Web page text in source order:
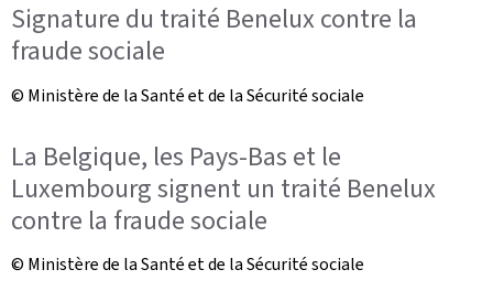
Signature du traité Benelux contre la
fraude sociale
© Ministère de la Santé et de la Sécurité sociale
La Belgique, les Pays-Bas et le
Luxembourg signent un traité Benelux
contre la fraude sociale
© Ministère de la Santé et de la Sécurité sociale